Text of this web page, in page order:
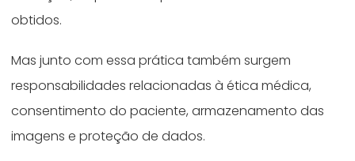
obtidos.
Mas junto com essa prática também surgem
responsabilidades relacionadas à ética médica,
consentimento do paciente, armazenamento das
imagens e proteção de dados.